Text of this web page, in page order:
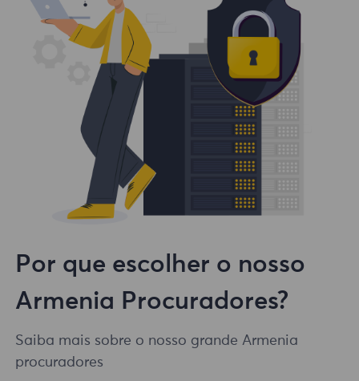
Por que escolher o nosso
Armenia Procuradores?
Saiba mais sobre o nosso grande Armenia
procuradores